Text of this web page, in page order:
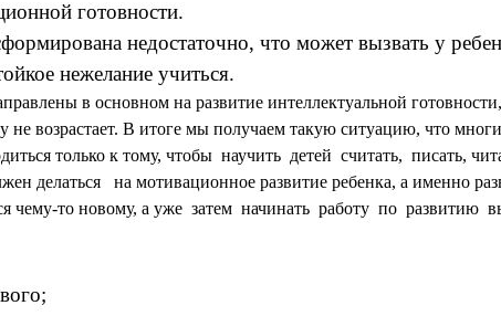
готовности.
недостаточно, что может вызвать у
нежелание учиться.
в основном на развитие интеллектуальной
возрастает. В итоге мы получаем такую ситуацию, что
только к тому, чтобы научить детей считать, писать,
делаться на мотивационное развитие ребенка, а именно
чему-то новому, а уже затем начинать работу по развитию